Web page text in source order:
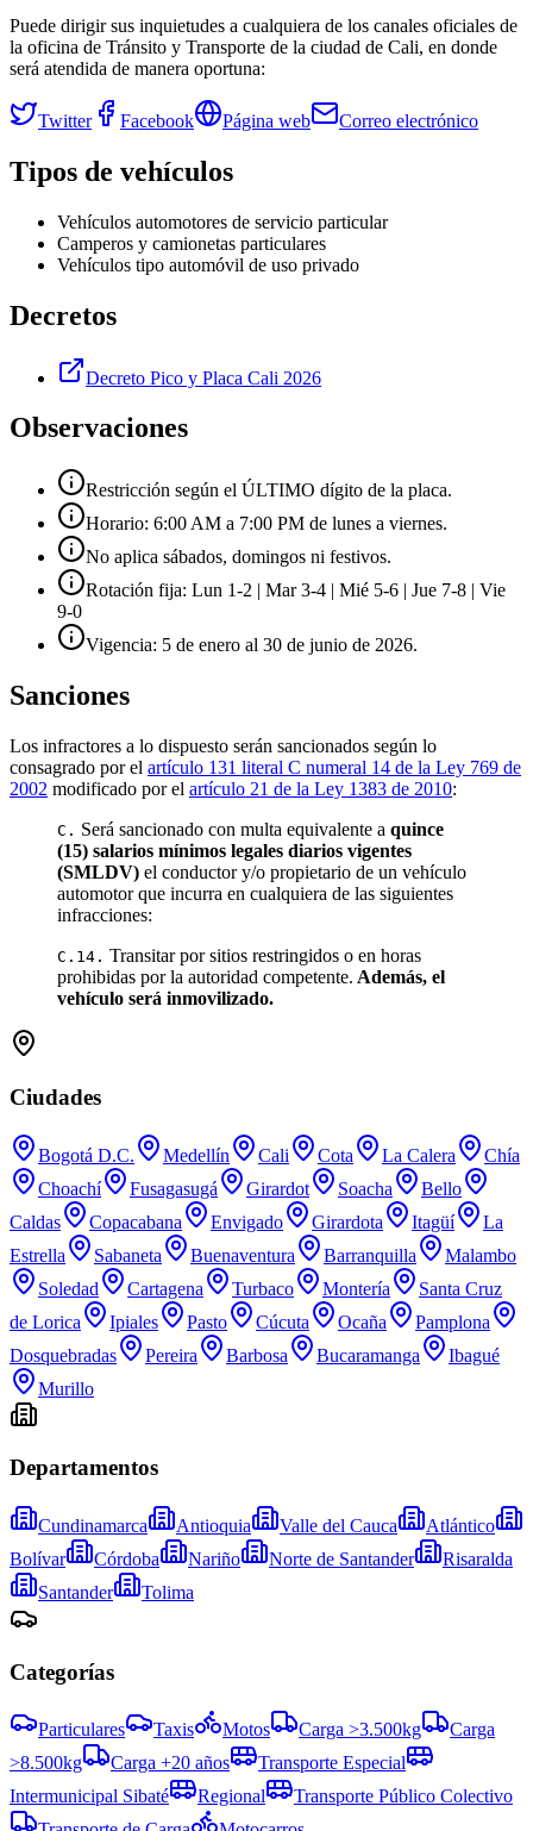
Puede dirigir sus inquietudes a cualquiera de los canales oficiales de
la oficina de Tránsito y Transporte de la ciudad de Cali, en donde
será atendida de manera oportuna:
Twitter Facebook Página web Correo electrónico
Tipos de vehículos
Vehículos automotores de servicio particular
Camperos y camionetas particulares
Vehículos tipo automóvil de uso privado
Decretos
Decreto Pico y Placa Cali 2026
Observaciones
Restricción según el ÚLTIMO dígito de la placa.
Horario: 6:00 AM a 7:00 PM de lunes a viernes.
No aplica sábados, domingos ni festivos.
Rotación fija: Lun 1-2 | Mar 3-4 | Mié 5-6 | Jue 7-8 | Vie
9-0
Vigencia: 5 de enero al 30 de junio de 2026.
Sanciones
Los infractores a lo dispuesto serán sancionados según lo
consagrado por el artículo 131 literal C numeral 14 de la Ley 769 de
2002 modificado por el artículo 21 de la Ley 1383 de 2010:
C. Será sancionado con multa equivalente a quince
(15) salarios mínimos legales diarios vigentes
(SMLDV) el conductor y/o propietario de un vehículo
automotor que incurra en cualquiera de las siguientes
infracciones:
C.14. Transitar por sitios restringidos o en horas
prohibidas por la autoridad competente. Además, el
vehículo será inmovilizado.
Ciudades
Bogotá D.C. Medellín Cali Cota La Calera
Chía
Choachí
Fusagasugá Girardot Soacha
Bello
Caldas
Copacabana Envigado Girardota Itagüí
La
Estrella
Sabaneta Buenaventura Barranquilla
Malambo
Soledad
Cartagena Turbaco Montería
Santa Cruz
de Lorica
Ipiales Pasto Cúcuta Ocaña
Pamplona
Dosquebradas
Pereira Barbosa Bucaramanga
Ibagué
Murillo
Departamentos
Cundinamarca Antioquia Valle del Cauca
Atlántico
Bolívar
Córdoba Nariño Norte de Santander
Risaralda
Santander
Tolima
Categorías
Particulares Taxis Motos Carga >3.500kg
Carga
>8.500kg
Carga +20 años
Transporte Especial
Intermunicipal Sibaté
Regional
Transporte Público Colectivo